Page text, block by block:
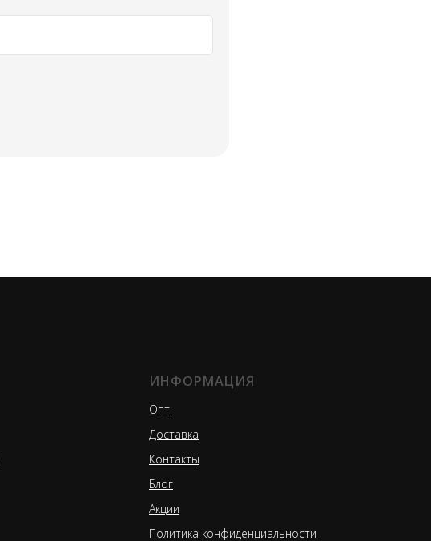
ИНФОРМАЦИЯ
Опт
Доставка
Контакты
Блог
Акции
Политика конфиденциальности